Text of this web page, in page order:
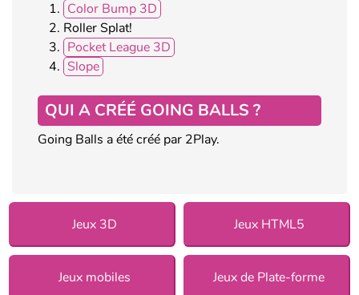
Color Bump 3D
Roller Splat!
Pocket League 3D
Slope
QUI A CRÉÉ GOING BALLS ?
Going Balls a été créé par 2Play.
Jeux 3D Jeux HTML5
Jeux mobiles Jeux de Plate-forme